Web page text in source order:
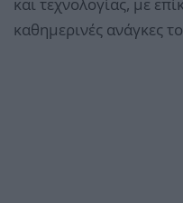
και τεχνολογίας, με
καθημερινές ανάγκες